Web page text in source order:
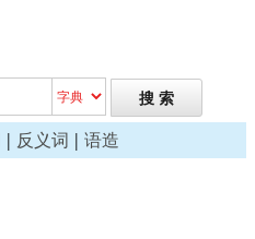
| 反义词 | 语造